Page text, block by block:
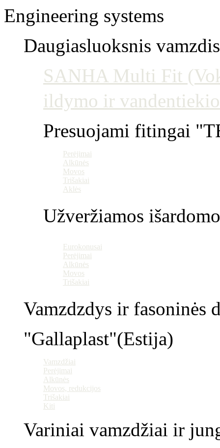
Engineering systems
Daugiasluoksnis
SANHA Multi Fit
ildymo ir
Presuojami fitingai
Perėjimai
Alkūnės
Movos
Trišakiai
Aklės
Užveržiamos
Eurokonusai
Perėjimai
Alkūnės
Movos
Trišakiai
Vamzdzdys ir fasoninės
"Gallaplast"(Estija)
Vamzdžiai
Perėjimai
Alkūnės
Movos, redukcijos
Trišakiai
Kiti
Variniai vamzdžiai ir